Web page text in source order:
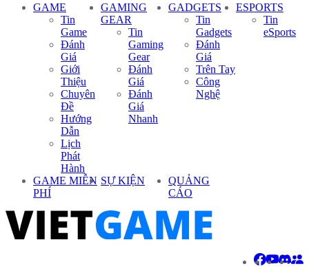
GAME
Tin
Game
Đánh
Giá
Giới
Thiệu
Chuyên
Đề
Hướng
Dẫn
Lịch
Phát
Hành
GAMING
GEAR
Tin
Gaming
Gear
Đánh
Giá
Đánh
Giá
Nhanh
GADGETS
Tin
Gadgets
Đánh
Giá
Trên Tay
Công
Nghệ
ESPORTS
Tin
eSports
GAME MIỄN
PHÍ
SỰ KIỆN
QUẢNG
CÁO